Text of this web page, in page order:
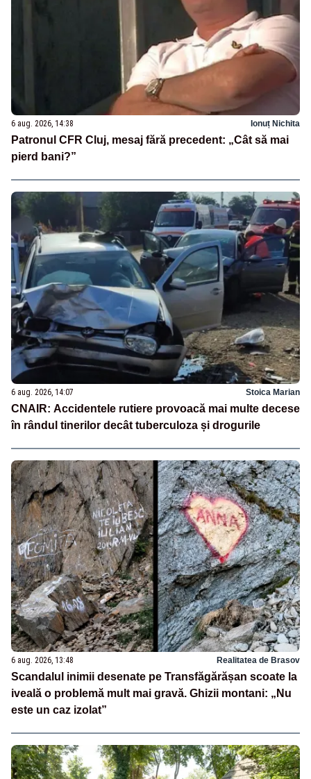
6 aug. 2026, 14:38 Ionuț Nichita
Patronul CFR Cluj, mesaj fără precedent: „Cât să mai
pierd bani?”
6 aug. 2026, 14:07 Stoica Marian
CNAIR: Accidentele rutiere provoacă mai multe decese
în rândul tinerilor decât tuberculoza și drogurile
6 aug. 2026, 13:48 Realitatea de Brasov
Scandalul inimii desenate pe Transfăgărășan scoate la
iveală o problemă mult mai gravă. Ghizii montani: „Nu
este un caz izolat”